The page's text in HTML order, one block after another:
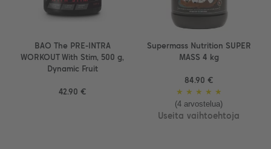
BAO The PRE-INTRA
WORKOUT With Stim, 500 g,
Dynamic Fruit
42.90 €
Supermass Nutrition SUPER
MASS 4 kg
84.90 €
★ ★ ★ ★ ★
(4 arvostelua)
Useita vaihtoehtoja